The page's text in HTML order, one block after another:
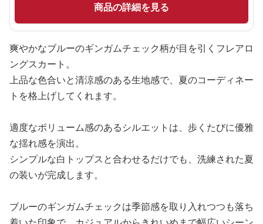
商品の詳細を見る
爽やかなブルーのギンガムチェック柄が目を引くフレアロ
ングスカート。
上品な色合いと清涼感のある生地感で、夏のコーディネー
トを格上げしてくれます。
適度なボリューム感のあるシルエットは、歩くたびに優雅
な揺れ感を演出。
シンプルな白トップスと合わせるだけでも、洗練された夏
の装いが完成します。
ブルーのギンガムチェックは季節感を取り入れつつも落ち